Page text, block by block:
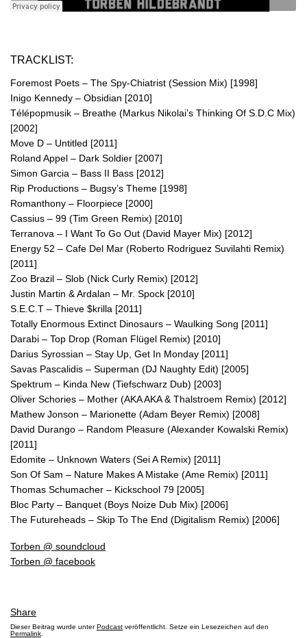
TRACKLIST:
Foremost Poets – The Spy-Chiatrist (Session Mix) [1998]
Inigo Kennedy – Obsidian [2010]
Télépopmusik – Breathe (Markus Nikolai’s Thinking Of S.D.C Mix)
[2002]
Move D – Untitled [2011]
Roland Appel – Dark Soldier [2007]
Simon Garcia – Bass II Bass [2012]
Rip Productions – Bugsy’s Theme [1998]
Romanthony – Floorpiece [2000]
Cassius – 99 (Tim Green Remix) [2010]
Terranova – I Want To Go Out (David Mayer Mix) [2012]
Energy 52 – Cafe Del Mar (Roberto Rodriguez Suvilahti Remix)
[2011]
Zoo Brazil – Slob (Nick Curly Remix) [2012]
Justin Martin & Ardalan – Mr. Spock [2010]
S.E.C.T – Thieve $krilla [2011]
Totally Enormous Extinct Dinosaurs – Waulking Song [2011]
Darabi – Top Drop (Roman Flügel Remix) [2010]
Darius Syrossian – Stay Up, Get In Monday [2011]
Savas Pascalidis – Superman (DJ Naughty Edit) [2005]
Spektrum – Kinda New (Tiefschwarz Dub) [2003]
Oliver Schories – Mother (AKA AKA & Thalstroem Remix) [2012]
Mathew Jonson – Marionette (Adam Beyer Remix) [2008]
David Durango – Random Pleasure (Alexander Kowalski Remix)
[2011]
Edomite – Unknown Waters (Sei A Remix) [2011]
Son Of Sam – Nature Makes A Mistake (Ame Remix) [2011]
Thomas Schumacher – Kickschool 79 [2005]
Bloc Party – Banquet (Boys Noize Dub Mix) [2006]
The Futureheads – Skip To The End (Digitalism Remix) [2006]
Torben @ soundcloud
Torben @ facebook
Share
Dieser Beitrag wurde unterPodcast veröffentlicht. Setze ein Lesezeichen auf den
Permalink